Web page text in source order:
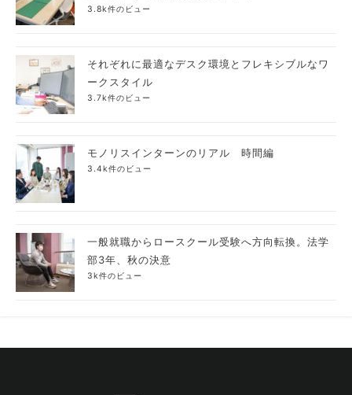
3.8k件のビュー
それぞれに最適なデスク環境とフレキシブルなワ
ークスタイル
3.7k件のビュー
モノリスインターンのリアル 時間編
3.4k件のビュー
一般就職からロースクール受験へ方向転換。法学
部3年、秋の決意
3k件のビュー